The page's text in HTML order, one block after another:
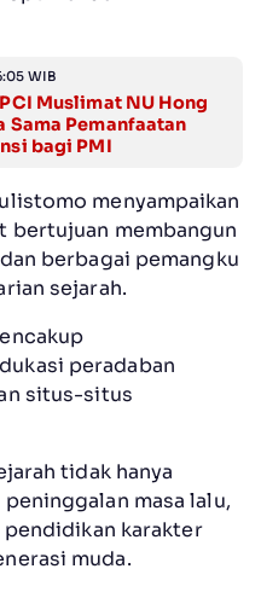
WIB
Muslimat NU Hong
Sama Pemanfaatan
bagi PMI
menyampaikan
bertujuan membangun
berbagai pemangku
sejarah.
peradaban
situs-situs
tidak hanya
masa lalu,
karakter
muda.